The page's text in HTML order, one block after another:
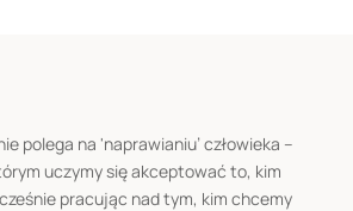
polega na 'naprawianiu’ człowieka –
uczymy się akceptować to, kim
pracując nad tym, kim chcemy